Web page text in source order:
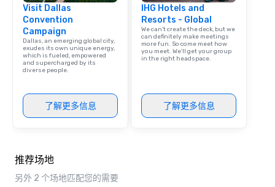
Visit Dallas
Convention
Campaign
Dallas, an emerging global city,
exudes its own unique energy,
which is fueled, empowered
and supercharged by its
diverse people.
了解更多信息
IHG Hotels and
Resorts - Global
We can't create the deck, but we
can definitely make meetings
more fun. So come meet how
you meet. We'll get your group
in the right headspace.
了解更多信息
推荐场地
另外 2 个场地匹配您的需要